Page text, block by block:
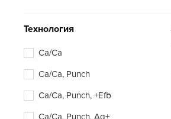
Технология
Ca/Ca
Ca/Ca, Punch
Ca/Ca, Punch, +Efb
Ca/Ca, Punch, Ag+